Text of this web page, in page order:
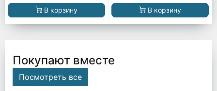
В корзину В корзину
Покупают вместе
Посмотреть все